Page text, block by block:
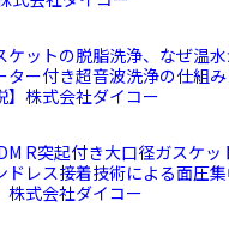
ケットの脱脂洗浄、なぜ温
ター付き超音波洗浄の仕組
】株式会社ダイコー
R突起付き大口径ガスケ
ドレス接着技術による面圧
式会社ダイコー